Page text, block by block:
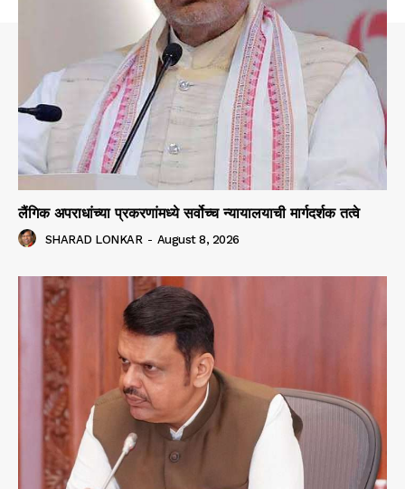
लैंगिक अपराधांच्या प्रकरणांमध्ये सर्वोच्च न्यायालयाची मार्गदर्शक तत्वे
SHARAD LONKAR - August 8, 2026